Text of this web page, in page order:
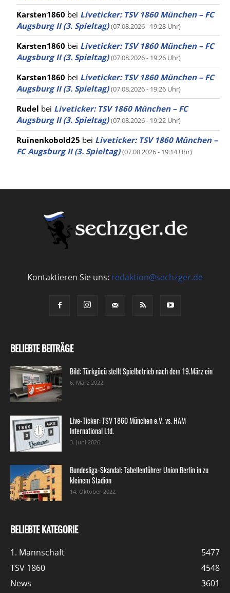
Karsten1860 bei Liveticker: TSV 1860 München – FC
Augsburg II (3. Spieltag) (07.08.2026 - 19:28 Uhr)
Karsten1860 bei Liveticker: TSV 1860 München – FC
Augsburg II (3. Spieltag) (07.08.2026 - 19:26 Uhr)
Karsten1860 bei Liveticker: TSV 1860 München – FC
Augsburg II (3. Spieltag) (07.08.2026 - 19:26 Uhr)
Rudel bei Liveticker: TSV 1860 München – FC
Augsburg II (3. Spieltag) (07.08.2026 - 19:22 Uhr)
Ruinenkobold25 bei Liveticker: TSV 1860 München –
FC Augsburg II (3. Spieltag) (07.08.2026 - 19:14 Uhr)
Kontaktieren Sie uns: redaktion@sechzger.de
BELIEBTE BEITRÄGE
Bild: Türkgücü stellt Spielbetrieb nach dem 19.März ein
6. März 2022
Live-Ticker: TSV 1860 München e.V. vs. HAM
International Ltd.
3. Juni 2026
Bundesliga-Skandal: Tabellenführer Union Berlin in zu
kleinem Stadion
14. Oktober 2022
BELIEBTE KATEGORIE
1. Mannschaft
5477
TSV 1860
4548
News
3601